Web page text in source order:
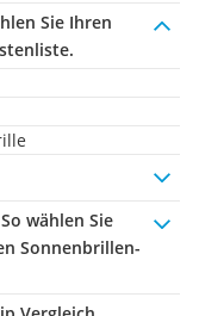
Sie Ihren
wählen Sie
Sonnenbrillen-